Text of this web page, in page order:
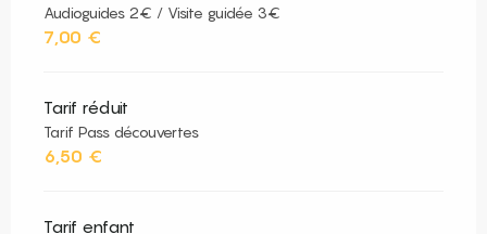
Audioguides 2€ / Visite guidée 3€
7,00 €
Tarif réduit
Tarif Pass découvertes
6,50 €
Tarif enfant